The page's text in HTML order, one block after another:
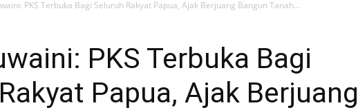
PKS Terbuka Bagi Seluruh Rakyat Papua, Ajak Berjuang Bangun Tanah...
PKS Terbuka Bagi
Papua, Ajak Berjuang